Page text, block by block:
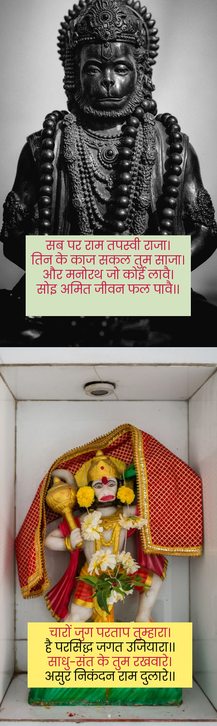
सब पर राम तपस्वी राजा।
तिन के काज सकल तुम साजा।
और मनोरथ जो कोई लावै।
सोइ अमित जीवन फल पावै।।
चारों जुग परताप तुम्हारा।
साधु-संत के तुम रखवारे।
असुर निकंदन राम दुलारे।।